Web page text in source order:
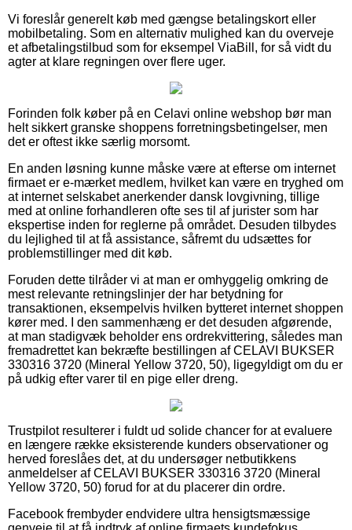
Vi foreslår generelt køb med gængse betalingskort eller
mobilbetaling. Som en alternativ mulighed kan du overveje
et afbetalingstilbud som for eksempel ViaBill, for så vidt du
agter at klare regningen over flere uger.
Forinden folk køber på en Celavi online webshop bør man
helt sikkert granske shoppens forretningsbetingelser, men
det er oftest ikke særlig morsomt.
En anden løsning kunne måske være at efterse om internet
firmaet er e-mærket medlem, hvilket kan være en tryghed om
at internet selskabet anerkender dansk lovgivning, tillige
med at online forhandleren ofte ses til af jurister som har
ekspertise inden for reglerne på området. Desuden tilbydes
du lejlighed til at få assistance, såfremt du udsættes for
problemstillinger med dit køb.
Foruden dette tilråder vi at man er omhyggelig omkring de
mest relevante retningslinjer der har betydning for
transaktionen, eksempelvis hvilken bytteret internet shoppen
kører med. I den sammenhæng er det desuden afgørende,
at man stadigvæk beholder ens ordrekvittering, således man
fremadrettet kan bekræfte bestillingen af CELAVI BUKSER
330316 3720 (Mineral Yellow 3720, 50), ligegyldigt om du er
på udkig efter varer til en pige eller dreng.
Trustpilot resulterer i fuldt ud solide chancer for at evaluere
en længere række eksisterende kunders observationer og
herved foreslåes det, at du undersøger netbutikkens
anmeldelser af CELAVI BUKSER 330316 3720 (Mineral
Yellow 3720, 50) forud for at du placerer din ordre.
Facebook frembyder endvidere ultra hensigtsmæssige